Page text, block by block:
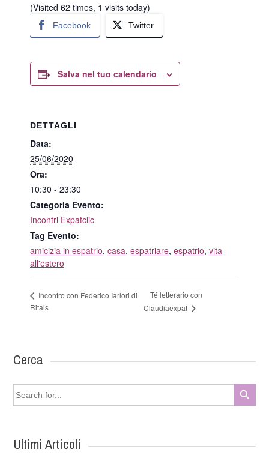
(Visited 62 times, 1 visits today)
Facebook Twitter
Salva nel tuo calendario
DETTAGLI
Data:
25/06/2020
Ora:
10:30 - 23:30
Categoria Evento:
Incontri Expatclic
Tag Evento:
amicizia in espatrio,casa,espatriare,espatrio,vita
all'estero
Incontro con Federico Iarlori di
Ritals
Té letterario con
Claudiaexpat
Cerca
Search
for:
Search Button
Ultimi Articoli